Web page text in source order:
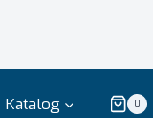
Katalog 0